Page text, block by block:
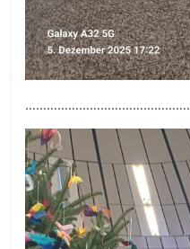
……………………………………….